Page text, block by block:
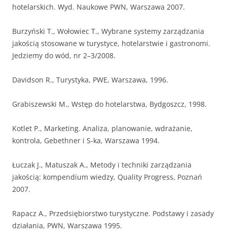
hotelarskich. Wyd. Naukowe PWN, Warszawa 2007.
Burzyński T., Wołowiec T., Wybrane systemy zarządzania
jakością stosowane w turystyce, hotelarstwie i gastronomi.
Jedziemy do wód, nr 2–3/2008.
Davidson R., Turystyka, PWE, Warszawa, 1996.
Grabiszewski M., Wstęp do hotelarstwa, Bydgoszcz, 1998.
Kotlet P., Marketing. Analiza, planowanie, wdrażanie,
kontrola, Gebethner i S-ka, Warszawa 1994.
Łuczak J., Matuszak A., Metody i techniki zarządzania
jakością: kompendium wiedzy, Quality Progress, Poznań
2007.
Rapacz A., Przedsiębiorstwo turystyczne. Podstawy i zasady
działania, PWN, Warszawa 1995.